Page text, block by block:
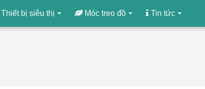
Thiết bị siêu thị Móc treo đồ Tin tức